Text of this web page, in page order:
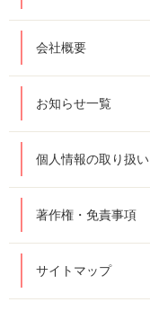
会社概要
お知らせ一覧
個人情報の取り扱い
著作権・免責事項
サイトマップ